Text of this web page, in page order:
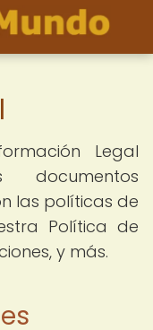
Legal
las políticas de
Política de
y más.